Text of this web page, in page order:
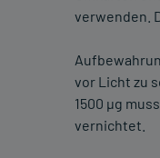
verwenden.
vor Licht zu
1500 µg
vernichtet.